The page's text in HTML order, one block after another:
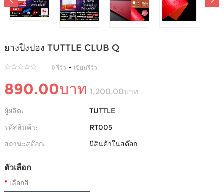
ยางปิงปอง TUTTLE CLUB Q
0 รีวิว - เขียนรีวิว
890.00บาท 1,200.00บาท
ผู้ผลิต:
TUTTLE
รหัสสินค้า:
RT005
สถานะสต๊อก:
มีสินค้าในสต๊อก
ตัวเลือก
เลือกสี